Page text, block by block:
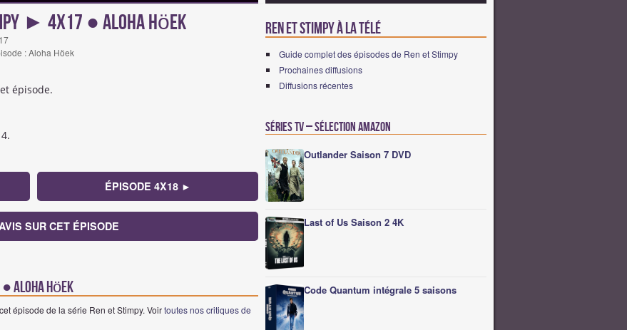
► 4x17 ● Aloha Höek
: Aloha Höek
épisode.
ÉPISODE 4X18 ►
SUR CET ÉPISODE
Aloha Höek
épisode de la série Ren et Stimpy. Voirtoutes nos critiques de
Ren et Stimpy à la télé
Guide complet des épisodes de Ren et Stimpy
Prochaines diffusions
Diffusions récentes
Séries TV – Sélection Amazon
Outlander Saison 7 DVD
Last of Us Saison 2 4K
Code Quantum intégrale 5 saisons